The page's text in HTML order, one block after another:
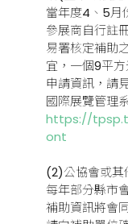
當年度4、5月
參展商自行註
易署核定補助
宜，一個9平
申請資訊，請
國際展覽管理
https://
ont
(2)公協會或其
每年部分縣市
補助資訊將會